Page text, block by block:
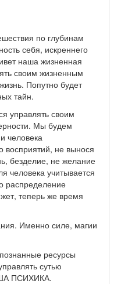
по глубинам
себя, искреннего
наша жизненная
своим жизненным
Попутно будет
тайн.
управлять своим
Мы будем
человека
восприятий, не вынося
безделие, не желание
человека учитывается
распределение
теперь же время
Именно силе, магии
ресурсы
сутью
ПСИХИКА.